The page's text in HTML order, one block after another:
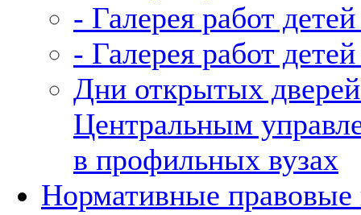
- Галерея работ
- Галерея работ
Дни открытых
Центральным
в профильных вузах
Нормативные